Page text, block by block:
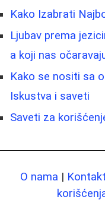
Kako Izabrati
Ljubav prema
a koji nas
Kako se nositi sa
Iskustva i saveti
Saveti za
O nama | Kontakt